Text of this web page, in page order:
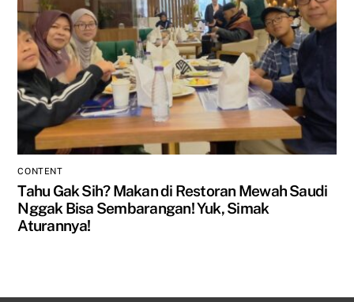
CONTENT
Tahu Gak Sih? Makan di Restoran Mewah Saudi
Nggak Bisa Sembarangan! Yuk, Simak
Aturannya!